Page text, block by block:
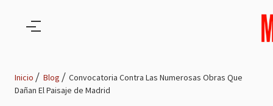
Inicio Blog
Convocatoria Contra Las Numerosas Obras Que
Dañan El Paisaje de Madrid